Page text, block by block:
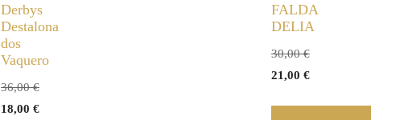
Derbys
Destalona
dos
Vaquero
36,00€
18,00 €
FALDA
DELIA
30,00€
21,00 €